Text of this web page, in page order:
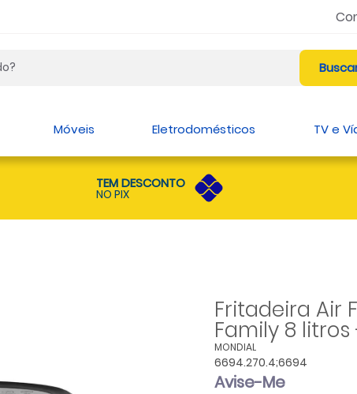
Móveis Eletrodomésticos TV e
TEM DESCONTO
NO PIX
Fritadeira Air
Family 8 litros
MONDIAL
6694.270.4;6694
Avise-Me